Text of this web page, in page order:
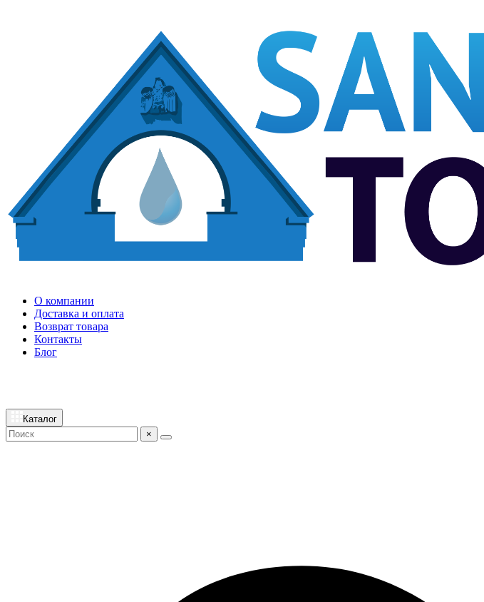
О компании
Доставка и оплата
Возврат товара
Контакты
Блог
Каталог
×